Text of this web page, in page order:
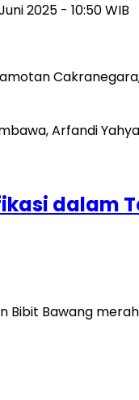
2025 - 10:50 WIB
dalam
Bibit Bawang